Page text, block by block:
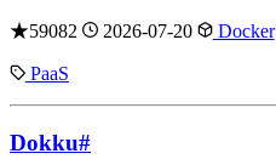
★59082 2026-07-20 Docker
PaaS
Dokku#